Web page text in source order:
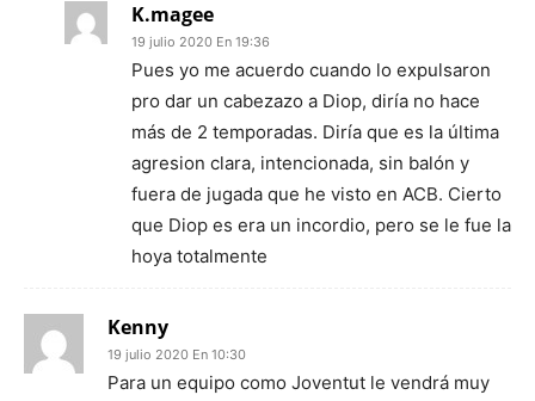
K.magee
19 julio 2020 En 19:36
Pues yo me acuerdo cuando lo expulsaron
pro dar un cabezazo a Diop, diría no hace
más de 2 temporadas. Diría que es la última
agresion clara, intencionada, sin balón y
fuera de jugada que he visto en ACB. Cierto
que Diop es era un incordio, pero se le fue la
hoya totalmente
Kenny
19 julio 2020 En 10:30
Para un equipo como Joventut le vendrá muy